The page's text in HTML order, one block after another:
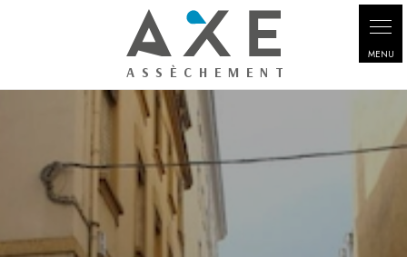
Panneau de gestion des cookies